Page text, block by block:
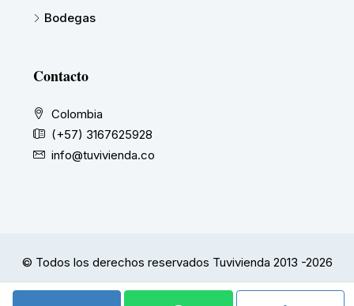
Bodegas
Contacto
Colombia
(+57) 3167625928
info@tuvivienda.co
© Todos los derechos reservados Tuvivienda 2013 -2026